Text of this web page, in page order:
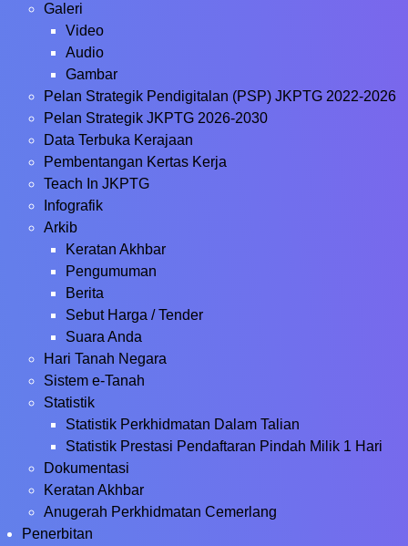
Galeri
Video
Audio
Gambar
Pelan Strategik Pendigitalan (PSP) JKPTG 2022-2026
Pelan Strategik JKPTG 2026-2030
Data Terbuka Kerajaan
Pembentangan Kertas Kerja
Teach In JKPTG
Infografik
Arkib
Keratan Akhbar
Pengumuman
Berita
Sebut Harga / Tender
Suara Anda
Hari Tanah Negara
Sistem e-Tanah
Statistik
Statistik Perkhidmatan Dalam Talian
Statistik Prestasi Pendaftaran Pindah Milik 1 Hari
Dokumentasi
Keratan Akhbar
Anugerah Perkhidmatan Cemerlang
Penerbitan